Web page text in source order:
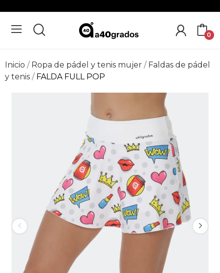
0
Inicio Ropa de pádel y tenis mujer
Faldas de pádel
y tenis
FALDA FULL POP